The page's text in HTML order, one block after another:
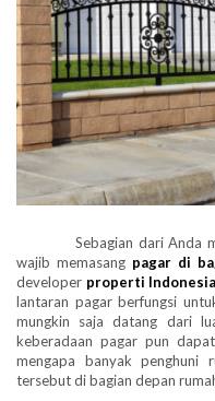
Sebagian dari Anda
wajib memasang pagar di
developer properti
lantaran pagar berfungsi
mungkin saja datang dari
keberadaan pagar pun
mengapa banyak penghuni
tersebut di bagian depan